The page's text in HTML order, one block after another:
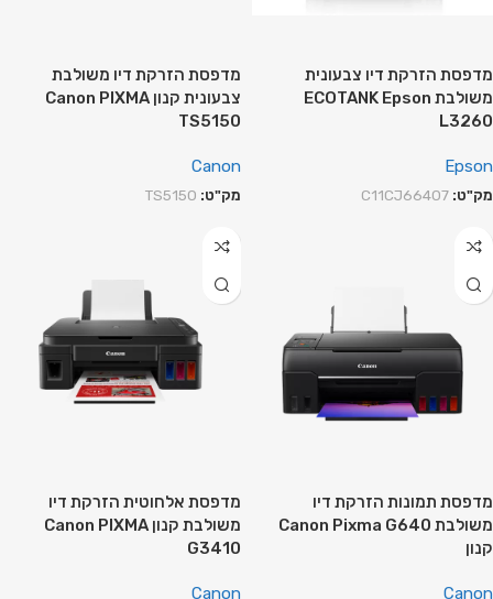
מדפסת הזרקת דיו צבעונית
משולבת ECOTANK Epson
L3260
Epson
מק"ט: C11CJ66407
מדפסת הזרקת דיו משולבת
צבעונית קנון Canon PIXMA
TS5150
Canon
מק"ט: TS5150
מדפסת תמונות ‏הזרקת דיו
‏משולבת Canon Pixma G640
קנון
Canon
מדפסת אלחוטית הזרקת דיו
משולבת קנון Canon PIXMA
G3410
Canon